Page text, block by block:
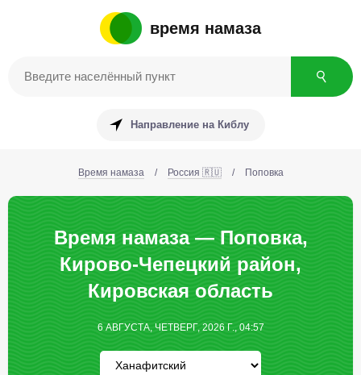
время намаза
Направление на Киблу
Время намаза / Россия 🇷🇺 / Поповка
Время намаза — Поповка,
Кирово-Чепецкий район,
Кировская область
6 АВГУСТА, ЧЕТВЕРГ, 2026 Г., 04:57